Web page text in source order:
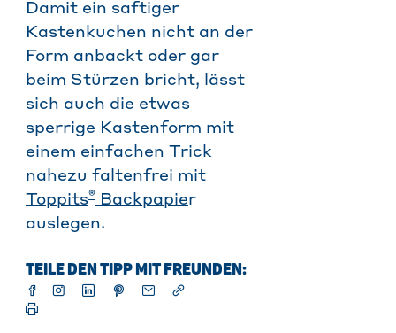
Damit ein saftiger
Kastenkuchen nicht an der
Form anbackt oder gar
beim Stürzen bricht, lässt
sich auch die etwas
sperrige Kastenform mit
einem einfachen Trick
nahezu faltenfrei mit
Toppits® Backpapier
auslegen.
TEILE DEN TIPP MIT FREUNDEN: